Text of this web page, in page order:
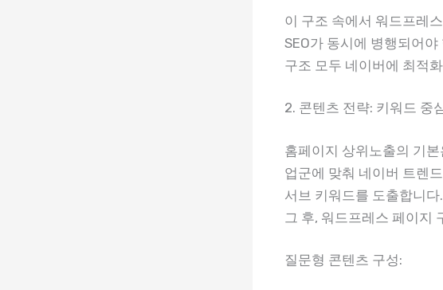
이 구조 속에서 워드프레
SEO가 동시에 병행되어
구조 모두 네이버에 최적
2. 콘텐츠 전략: 키워드 중
홈페이지 상위노출의 기
업군에 맞춰 네이버 트렌
서브 키워드를 도출합니다.
그 후, 워드프레스 페이지
질문형 콘텐츠 구성: